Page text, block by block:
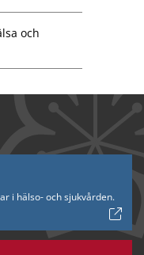
och
i hälso- och sjukvården.